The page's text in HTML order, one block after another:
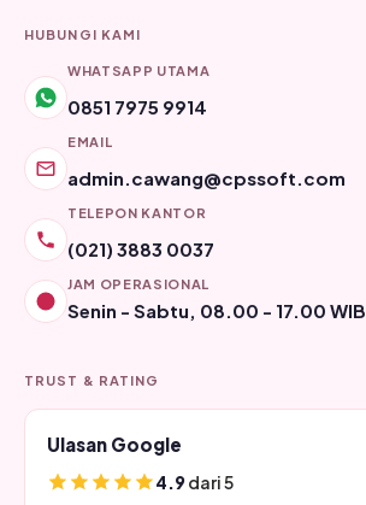
HUBUNGI KAMI
WHATSAPP UTAMA
0851 7975 9914
EMAIL
admin.cawang@cpssoft.com
TELEPON KANTOR
(021) 3883 0037
JAM OPERASIONAL
Senin - Sabtu, 08.00 - 17.00 WIB
TRUST & RATING
Ulasan Google
4.9dari 5